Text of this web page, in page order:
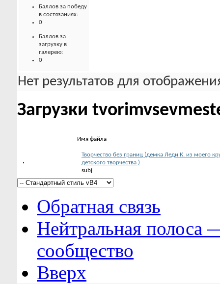
Баллов за победу
в состязаниях:
0
Баллов за
загрузку в
галерею:
0
Нет результатов для
Загрузки
Имя файла
Творчество без границ (демка Леди К. из моего
детского творчества )
subj
Обратная связь
Нейтральная полоса
сообщество
Вверх